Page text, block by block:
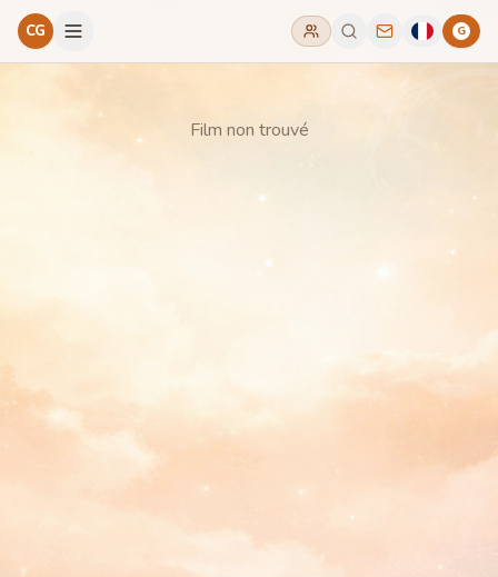
CG G
Film non trouvé